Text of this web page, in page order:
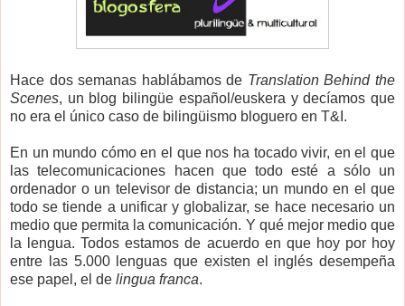
Hace dos semanas hablábamos de Translation Behind the
Scenes, un blog bilingüe español/euskera y decíamos que
no era el único caso de bilingüismo bloguero en T&I.
En un mundo cómo en el que nos ha tocado vivir, en el que
las telecomunicaciones hacen que todo esté a sólo un
ordenador o un televisor de distancia; un mundo en el que
todo se tiende a unificar y globalizar, se hace necesario un
medio que permita la comunicación. Y qué mejor medio que
la lengua. Todos estamos de acuerdo en que hoy por hoy
entre las 5.000 lenguas que existen el inglés desempeña
ese papel, el de lingua franca.